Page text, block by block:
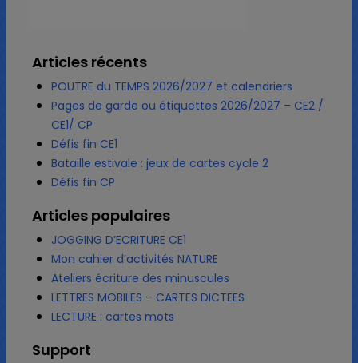
Articles récents
POUTRE du TEMPS 2026/2027 et calendriers
Pages de garde ou étiquettes 2026/2027 – CE2 /
CE1/ CP
Défis fin CE1
Bataille estivale : jeux de cartes cycle 2
Défis fin CP
Articles populaires
JOGGING D’ECRITURE CE1
Mon cahier d’activités NATURE
Ateliers écriture des minuscules
LETTRES MOBILES – CARTES DICTEES
LECTURE : cartes mots
Support